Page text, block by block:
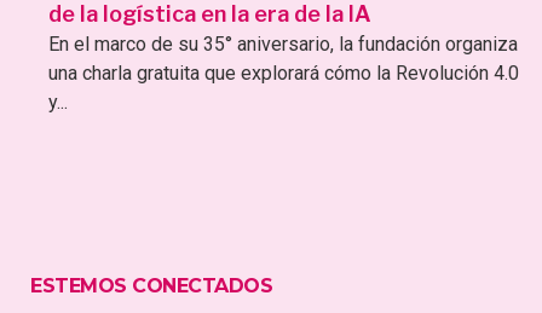
de la logística en la era de la IA
En el marco de su 35° aniversario, la fundación organiza
una charla gratuita que explorará cómo la Revolución 4.0
y...
ESTEMOS CONECTADOS